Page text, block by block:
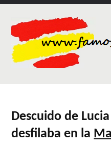
Descuido de
desfilaba en la